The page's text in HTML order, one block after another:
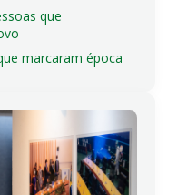
que
marcaram época